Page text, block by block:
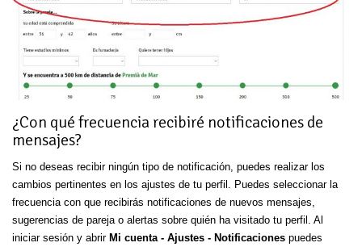
¿Con qué frecuencia recibiré notificaciones de
mensajes?
Si no deseas recibir ningún tipo de notificación, puedes realizar los
cambios pertinentes en los ajustes de tu perfil. Puedes seleccionar la
frecuencia con que recibirás notificaciones de nuevos mensajes,
sugerencias de pareja o alertas sobre quién ha visitado tu perfil. Al
iniciar sesión y abrir Mi cuenta - Ajustes - Notificaciones puedes